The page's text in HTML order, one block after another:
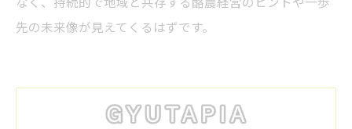
先の未来像が見えてくるはずです。